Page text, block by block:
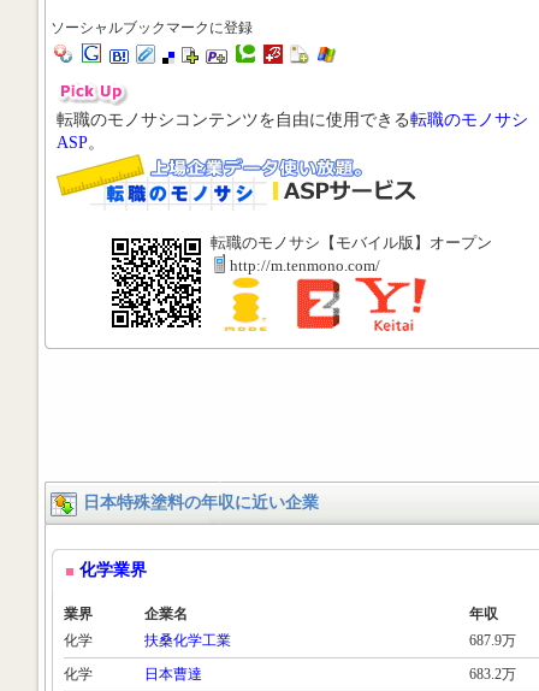
ソーシャルブックマークに登録
転職のモノサシコンテンツを自由に使用できる転職のモノサシ
ASP。
転職のモノサシ【モバイル版】オープン
http://m.tenmono.com/
日本特殊塗料の年収に近い企業
化学業界
業界 企業名
年収
化学
扶桑化学工業
687.9万
化学
日本曹達
683.2万